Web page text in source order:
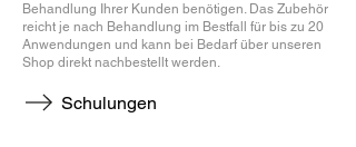
Behandlung Ihrer Kunden benötigen. Das Zubehör
reicht je nach Behandlung im Bestfall für bis zu 20
Anwendungen und kann bei Bedarf über unseren
Shop direkt nachbestellt werden.
Schulungen